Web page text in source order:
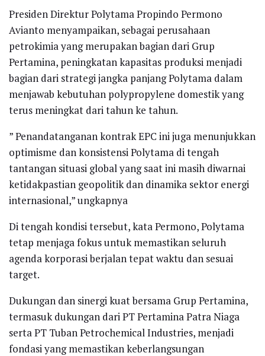
Presiden Direktur Polytama Propindo Permono
Avianto menyampaikan, sebagai perusahaan
petrokimia yang merupakan bagian dari Grup
Pertamina, peningkatan kapasitas produksi menjadi
bagian dari strategi jangka panjang Polytama dalam
menjawab kebutuhan polypropylene domestik yang
terus meningkat dari tahun ke tahun.
” Penandatanganan kontrak EPC ini juga menunjukkan
optimisme dan konsistensi Polytama di tengah
tantangan situasi global yang saat ini masih diwarnai
ketidakpastian geopolitik dan dinamika sektor energi
internasional,” ungkapnya
Di tengah kondisi tersebut, kata Permono, Polytama
tetap menjaga fokus untuk memastikan seluruh
agenda korporasi berjalan tepat waktu dan sesuai
target.
Dukungan dan sinergi kuat bersama Grup Pertamina,
termasuk dukungan dari PT Pertamina Patra Niaga
serta PT Tuban Petrochemical Industries, menjadi
fondasi yang memastikan keberlangsungan